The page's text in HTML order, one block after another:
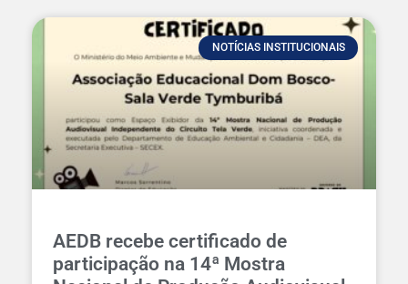
NOTÍCIAS INSTITUCIONAIS
AEDB recebe certificado de
participação na 14ª Mostra